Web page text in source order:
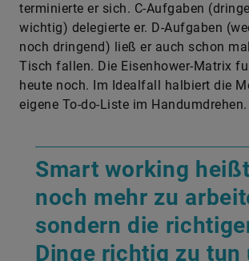
terminierte er sich. C-Aufgaben
wichtig) delegierte er. D-Aufgaben
noch dringend) ließ er auch schon
Tisch fallen. Die Eisenhower-Matrix
heute noch. Im Idealfall halbiert die
eigene To-do-Liste im Handumdrehen.
Smart working
noch mehr zu
sondern die
Dinge richtig zu tun